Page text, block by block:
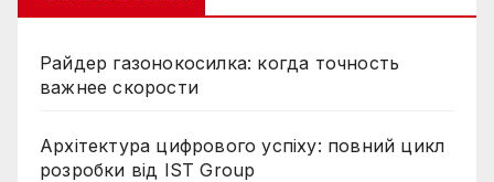
Райдер газонокосилка: когда точность
важнее скорости
Архітектура цифрового успіху: повний цикл
розробки від IST Group